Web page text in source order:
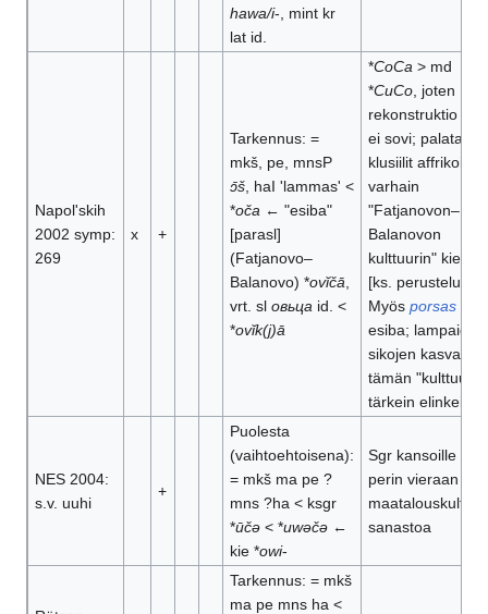
hawa/i-, mint kr
lat id.
Napolʹskih
2002 symp:
269
x +
Tarkennus: =
mkš, pe, mnsP
ɔ̄š, haI 'lammas' <
*oča ← "esiba"
[parasl]
(Fatjanovo–
Balanovo) *ovĭčā
vrt. sl овьца id. <
*ovĭk(j)ā
*CoCa > md
*CuCo, joten
rekonstruktio *
ei sovi;
klusiilit
varhain
"Fatjanovon–
Balanovon
kulttuurin"
[ks. perustelu].
Myös porsas←
esiba;
sikojen kasvatus
tämän
tärkein elinkeino
NES 2004:
s.v. uuhi
+
Puolesta
(vaihtoehtoisena):
= mkš ma pe ?
mns ?ha < ksgr
*ūčə< *uwəčə←
kie *owi-
Sgr kansoille
perin vieraan
sanastoa
Tarkennus: = mkš
ma pe mns ha <